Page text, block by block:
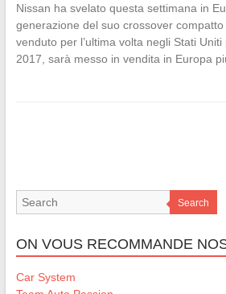
Nissan ha svelato questa settimana in
generazione del suo crossover compatto
venduto per l’ultima volta negli Stati Uniti
2017, sarà messo in vendita in Europa
Search
ON VOUS RECOMMANDE
Car System